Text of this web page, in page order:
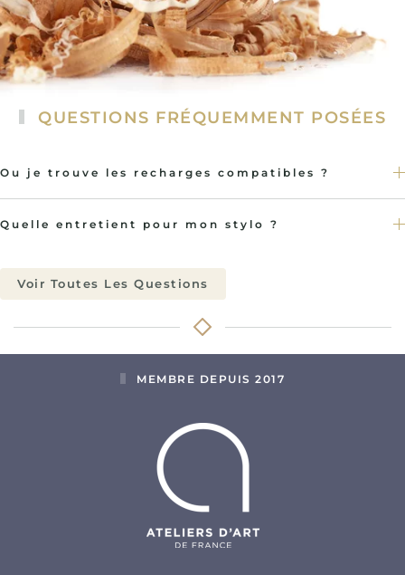
QUESTIONS FRÉQUEMMENT POSÉES
Ou je trouve les recharges compatibles ?
Quelle entretient pour mon stylo ?
Voir Toutes Les Questions
MEMBRE DEPUIS 2017